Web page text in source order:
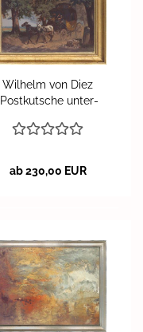
Wil­helm von Diez
un­ter­
ab 230,00 EUR